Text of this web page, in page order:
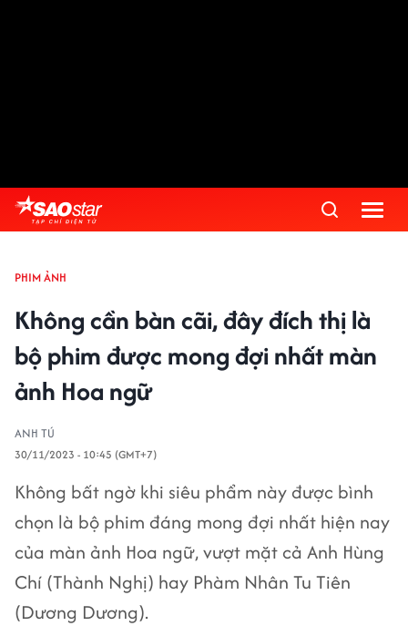
PHIM ẢNH
Không cần bàn cãi, đây đích thị là
bộ phim được mong đợi nhất màn
ảnh Hoa ngữ
ANH TÚ
30/11/2023 - 10:45 (GMT+7)
Không bất ngờ khi siêu phẩm này được bình
chọn là bộ phim đáng mong đợi nhất hiện nay
của màn ảnh Hoa ngữ, vượt mặt cả Anh Hùng
Chí (Thành Nghị) hay Phàm Nhân Tu Tiên
(Dương Dương).